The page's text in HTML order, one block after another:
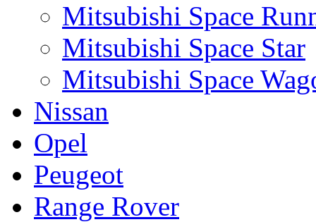
Mitsubishi Space
Mitsubishi Space Star
Mitsubishi Space
Nissan
Opel
Peugeot
Range Rover